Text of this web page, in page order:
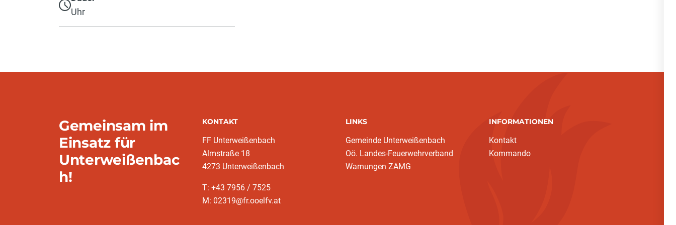
Uhr
Gemeinsam im
Einsatz für
Unterweißenbac
h!
KONTAKT
FF Unterweißenbach
Almstraße 18
4273 Unterweißenbach
T: +43 7956 / 7525
M: 02319@fr.ooelfv.at
LINKS
Gemeinde Unterweißenbach
Oö. Landes-Feuerwehrverband
Warnungen ZAMG
INFORMATIONEN
Kontakt
Kommando